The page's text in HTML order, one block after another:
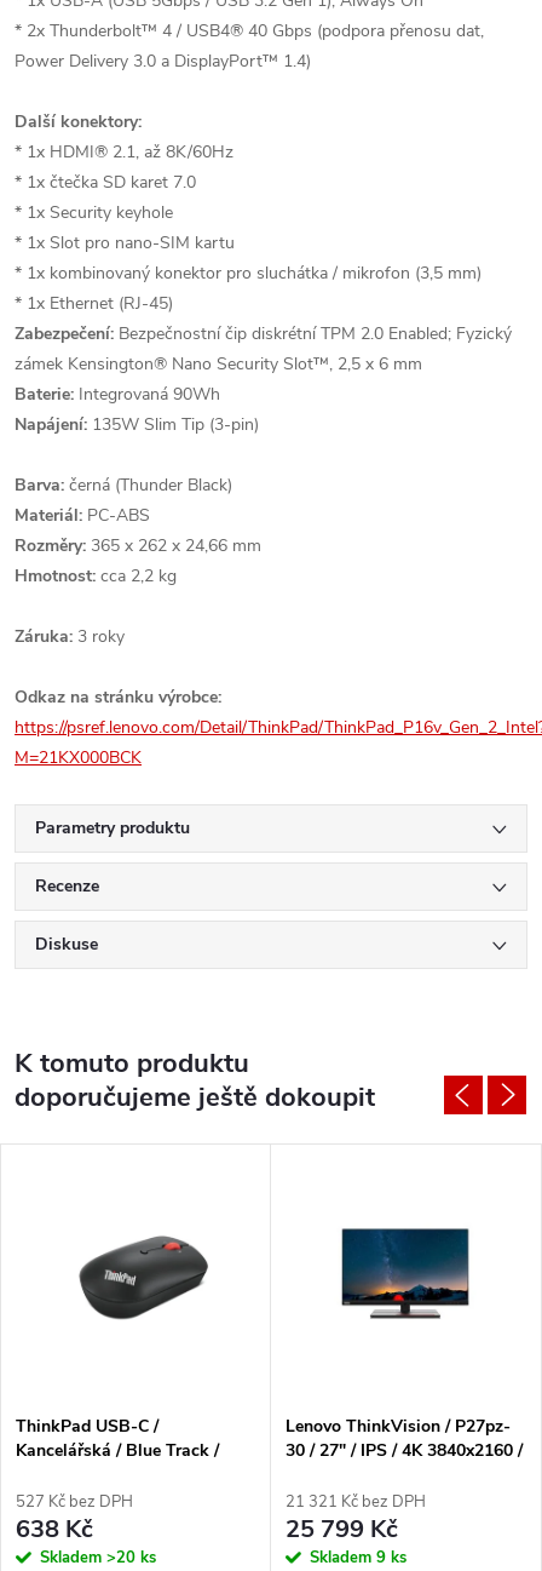
* 2x Thunderbolt™ 4 / USB4® 40 Gbps (podpora přenosu dat,
Power Delivery 3.0 a DisplayPort™ 1.4)
Další konektory:
* 1x HDMI® 2.1, až 8K/60Hz
* 1x čtečka SD karet 7.0
* 1x Security keyhole
* 1x Slot pro nano-SIM kartu
* 1x kombinovaný konektor pro sluchátka / mikrofon (3,5 mm)
* 1x Ethernet (RJ-45)
Zabezpečení: Bezpečnostní čip diskrétní TPM 2.0 Enabled; Fyzický
zámek Kensington® Nano Security Slot™, 2,5 x 6 mm
Baterie: Integrovaná 90Wh
Napájení: 135W Slim Tip (3-pin)
Barva: černá (Thunder Black)
Materiál: PC-ABS
Rozměry: 365 x 262 x 24,66 mm
Hmotnost: cca 2,2 kg
Záruka: 3 roky
Odkaz na stránku výrobce:
https://psref.lenovo.com/Detail/ThinkPad/
M=21KX000BCK
Parametry produktu
Recenze
Diskuse
K tomuto produktu
doporučujeme ještě dokoupit
ThinkPad USB-C /
Kancelářská / Blue Track /
527 Kč bez DPH
638 Kč
Skladem >20 ks
Lenovo ThinkVision / P27pz-
30 / 27" / IPS / 4K 3840x2160 /
3xUSB / 1xUSB4 / RJ45 /
Výškově nastavitelný / Pivot
21 321 Kč bez DPH
25 799 Kč
Skladem 9 ks